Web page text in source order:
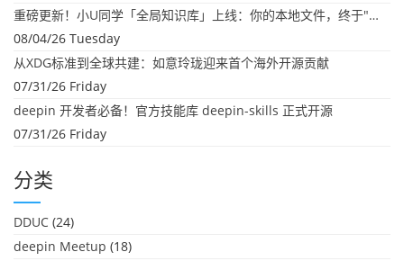
重磅更新！小U同学「全局知识库」上线：你的本地文件，终于"活"起来了
08/04/26 Tuesday
从XDG标准到全球共建：如意玲珑迎来首个海外开源贡献
07/31/26 Friday
deepin 开发者必备！官方技能库 deepin-skills 正式开源
07/31/26 Friday
分类
DDUC (24)
deepin Meetup (18)